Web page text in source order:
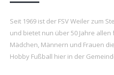
Seit 1969 ist der FSV Weiler zum
und bietet nun über 50 Jahre
Mädchen, Männern und Frauen
Hobby Fußball hier in der